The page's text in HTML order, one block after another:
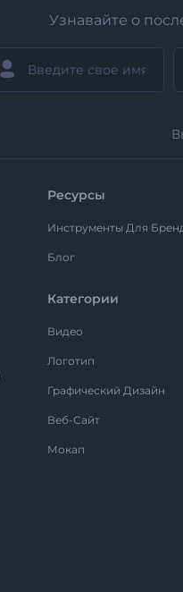
Узнавайте о
Ресурсы
Инструменты Для
Блог
Категории
Видео
Логотип
Графический Дизайн
Веб-Сайт
Мокап